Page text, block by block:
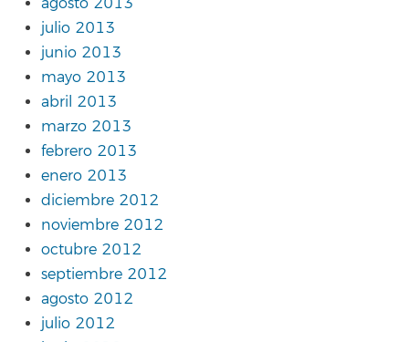
agosto 2013
julio 2013
junio 2013
mayo 2013
abril 2013
marzo 2013
febrero 2013
enero 2013
diciembre 2012
noviembre 2012
octubre 2012
septiembre 2012
agosto 2012
julio 2012